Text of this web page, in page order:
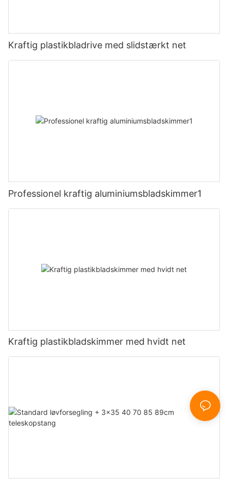
Kraftig plastikbladrive med slidstærkt net
Professionel kraftig aluminiumsbladskimmer1
Kraftig plastikbladskimmer med hvidt net